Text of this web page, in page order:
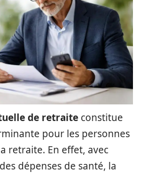
de retraite constitue
pour les personnes
retraite. En effet, avec
dépenses de santé, la